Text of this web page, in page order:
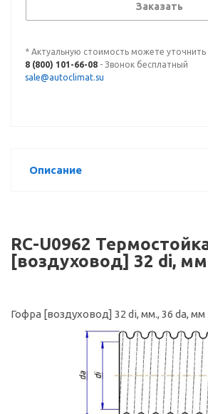
Заказать
* Актуальную стоимость можете
8 (800) 101-66-08 - Звонок бесплатный
sale@autoclimat.su
Описание
RC-U0962
[воздуховод] 32 di,
Гофра [воздуховод] 32 di, мм., 36 da, мм